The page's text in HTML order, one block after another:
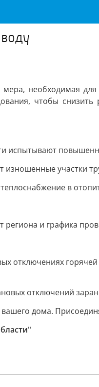
необходимая
чтобы
испытывают
участки
в
и графика
отключениях
отключений
дома.